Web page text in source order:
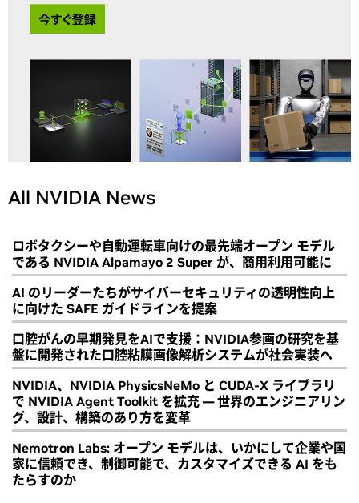
All NVIDIA News
ロボタクシーや自動運転車向けの最先端オープン モデル
である NVIDIA Alpamayo 2 Super が、商用利用可能に
AI のリーダーたちがサイバーセキュリティの透明性向上
に向けた SAFE ガイドラインを提案
口腔がんの早期発見をAIで支援：NVIDIA参画の研究を基
盤に開発された口腔粘膜画像解析システムが社会実装へ
NVIDIA、NVIDIA PhysicsNeMo と CUDA-X ライブラリ
で NVIDIA Agent Toolkit を拡充 ― 世界のエンジニアリン
グ、設計、構築のあり方を変革
Nemotron Labs: オープン モデルは、いかにして企業や国
家に信頼でき、制御可能で、カスタマイズできる AI をも
たらすのか